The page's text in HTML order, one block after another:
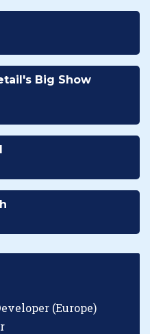
Big Show
(Europe)